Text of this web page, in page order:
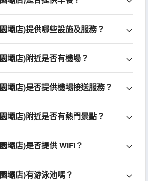
壩店)提供哪些設施及服務？
壩店)附近是否有機場？
壩店)是否提供機場接送服務？
壩店)附近是否有熱門景點？
壩店)是否提供 WiFi？
壩店)有游泳池嗎？